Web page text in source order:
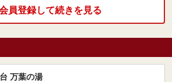
員登録して続きを見る
万葉の湯